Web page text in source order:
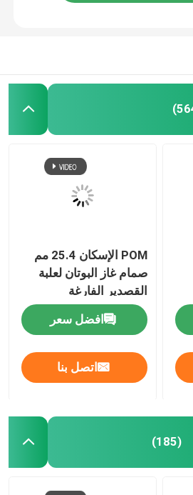
POM الإسكان 25.4 مم
صمام غاز البوتان لعلبة
القصدير الفارغة
افضل سعر
اتصل بنا
(185)